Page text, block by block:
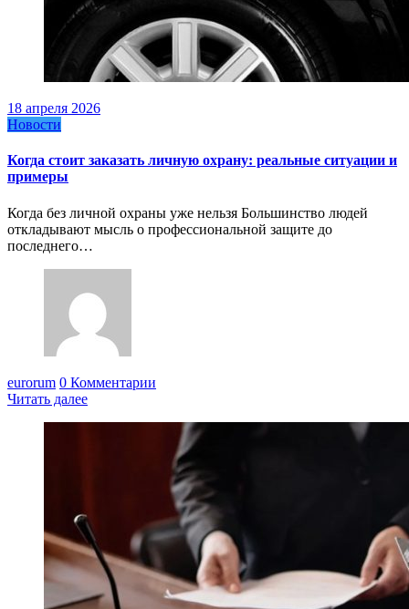
18 апреля 2026
Новости
Когда стоит заказать личную охрану: реальные ситуации и
примеры
Когда без личной охраны уже нельзя Большинство людей
откладывают мысль о профессиональной защите до
последнего…
eurorum 0 Комментарии
Читать далее